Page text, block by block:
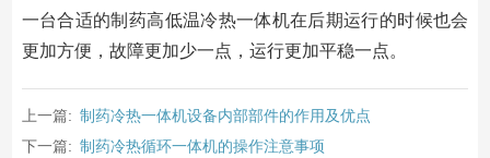
一台合适的制药高低温冷热一体机在后期运行的时候也会
更加方便，故障更加少一点，运行更加平稳一点。
上一篇: 制药冷热一体机设备内部部件的作用及优点
下一篇: 制药冷热循环一体机的操作注意事项